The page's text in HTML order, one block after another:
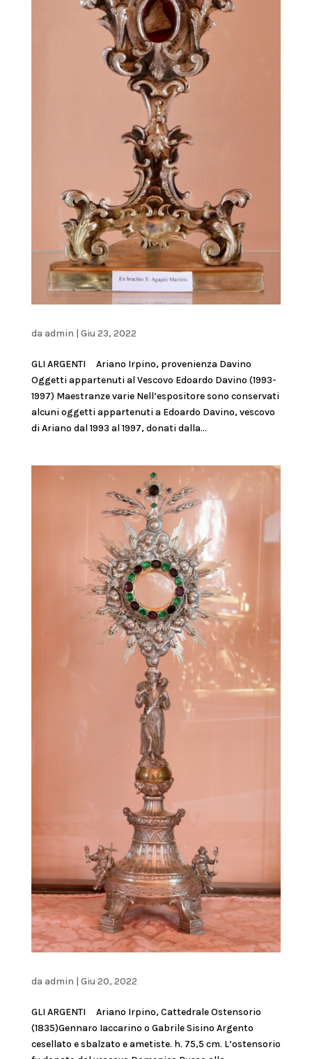
da admin Giu 23, 2022
GLI ARGENTI Ariano Irpino, provenienza Davino
Oggetti appartenuti al Vescovo Edoardo Davino (1993-
1997) Maestranze varie Nell’espositore sono conservati
alcuni oggetti appartenuti a Edoardo Davino, vescovo
di Ariano dal 1993 al 1997, donati dalla...
da admin | Giu 20, 2022
GLI ARGENTI Ariano Irpino, Cattedrale Ostensorio
(1835)Gennaro Iaccarino o Gabrile Sisino Argento
cesellato e sbalzato e ametiste. h. 75,5 cm. L’ostensorio